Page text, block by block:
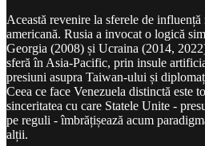
Această revenire la sferele de
americană. Rusia a invocat o logică
Georgia (2008) și Ucraina (2014,
sferă în Asia-Pacific, prin insule
presiuni asupra Taiwan-ului și
Ceea ce face Venezuela distinctă este
sinceritatea cu care Statele Unite -
pe reguli - îmbrățișează acum
alții.